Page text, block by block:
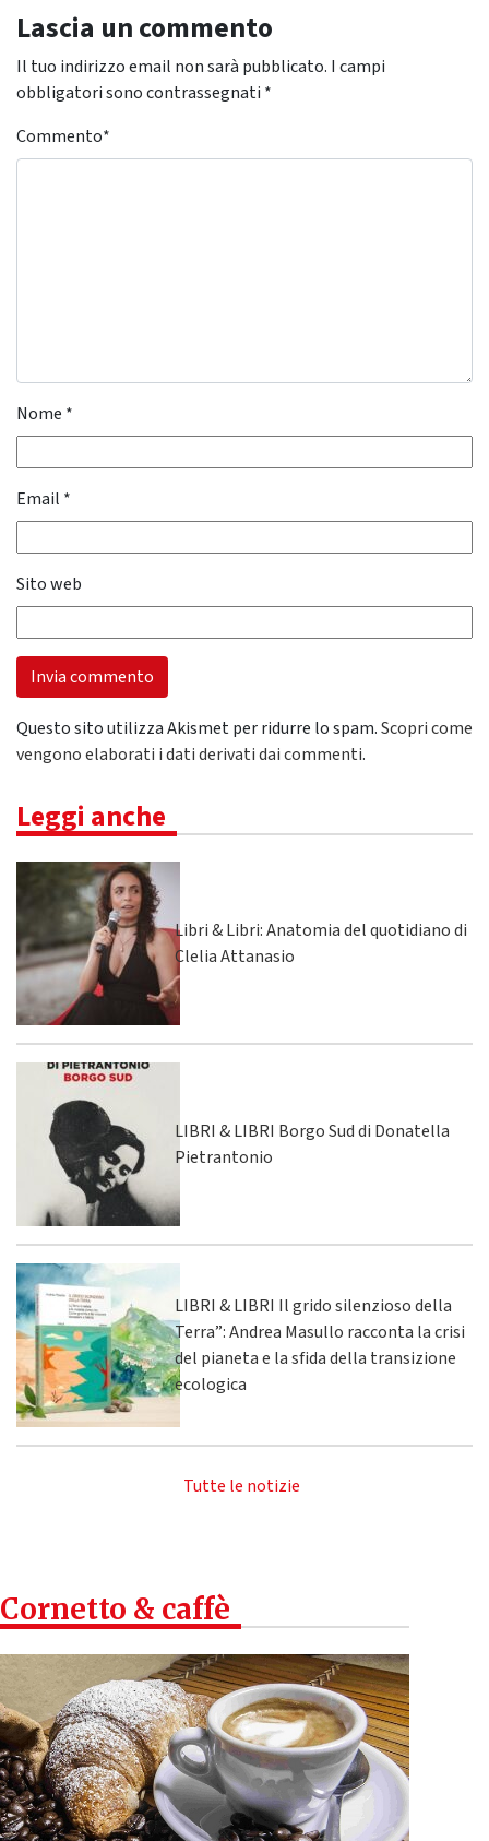
Lascia un commento
Il tuo indirizzo email non sarà pubblicato. I campi
obbligatori sono contrassegnati *
Commento*
Nome *
Email *
Sito web
Questo sito utilizza Akismet per ridurre lo spam.Scopri come
vengono elaborati i dati derivati dai commenti.
Leggi anche
Libri & Libri: Anatomia del quotidiano di
Clelia Attanasio
LIBRI & LIBRI Borgo Sud di Donatella
Pietrantonio
LIBRI & LIBRI Il grido silenzioso della
Terra”: Andrea Masullo racconta la crisi
del pianeta e la sfida della transizione
ecologica
Tutte le notizie
Cornetto & caffè